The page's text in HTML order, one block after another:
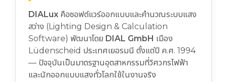
DIALux คือซอฟต์แวร์ออกแบบและคำนวณระบบแสง
สว่าง (Lighting Design & Calculation
Software) พัฒนาโดย DIAL GmbH เมือง
Lüdenscheid ประเทศเยอรมนี ตั้งแต่ปี ค.ศ. 1994
— ปัจจุบันเป็นมาตรฐานอุตสาหกรรมที่วิศวกรไฟฟ้า
และนักออกแบบแสงทั่วโลกใช้ในงานจริง